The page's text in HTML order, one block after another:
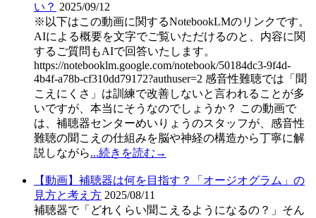
い？ 2025/09/12
※以下はこの動画に関するNotebookLMのリンクです。
AIによる概要を文字でご覧いただけるのと、内容に関
するご質問もAIで回答いたします。
https://notebooklm.google.com/notebook/50184dc3-9f4d-
4b4f-a78b-cf310dd79172?authuser=2 感音性難聴では「聞
こえにくさ」は訓練で改善しないと言われることが多
いですが、本当にそうなのでしょうか？ この動画で
は、補聴器センターめいりょうのスタッフが、感音性
難聴の聞こえの仕組みを脳や神経の構造から丁寧に解
説しながら...続きを読む→
【動画】補聴器は何を目指す？「オージオグラム」の
見方と考え方 2025/08/11
補聴器で「どれくらい聞こえるようになるの？」そん